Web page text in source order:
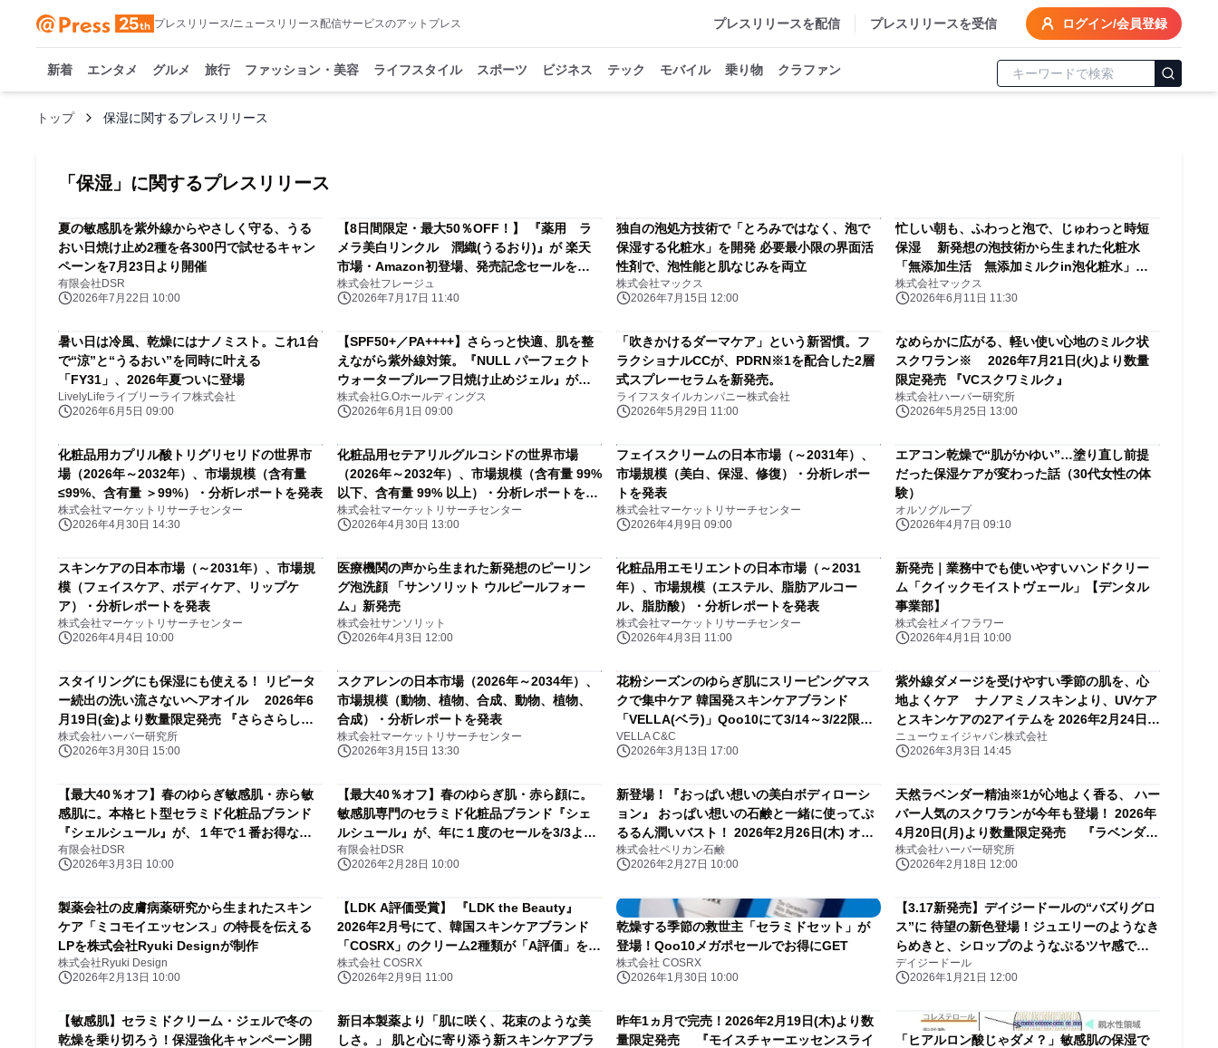
プレスリリース/ニュースリリース配信サービスのアットプレス プレスリリースを配信 プレスリリースを受信 ログイン/会員登録
新着 エンタメ グルメ 旅行 ファッション・美容 ライフスタイル スポーツ ビジネス テック モバイル 乗り物 クラファン
トップ 保湿に関するプレスリリース
「保湿 」に関するプレスリリース
夏の敏感肌を紫外線からやさしく守る、うる
おい日焼け止め2種を各300円で試せるキャン
ペーンを7月23日より開催
有限会社DSR
2026年7月22日 10:00
【8日間限定・最大50％OFF！】 『薬用 ラ
メラ美白リンクル 潤織(うるおり)』が 楽天
市場・Amazon初登場、発売記念セールを開
催！
株式会社フレージュ
2026年7月17日 11:40
独自の泡処方技術で「とろみではなく、泡で
保湿する化粧水」を開発 必要最小限の界面活
性剤で、泡性能と肌なじみを両立
株式会社マックス
2026年7月15日 12:00
忙しい朝も、ふわっと泡で、じゅわっと時短
保湿 新発想の泡技術から生まれた化粧水
「無添加生活 無添加ミルクin泡化粧水」
2026年6月11日にAmazonにて先行発売
株式会社マックス
2026年6月11日 11:30
暑い日は冷風、乾燥にはナノミスト。これ1台
で“涼”と“うるおい”を同時に叶える
「FY31」、2026年夏ついに登場
LivelyLifeライブリーライフ株式会社
2026年6月5日 09:00
【SPF50+／PA++++】さらっと快適、肌を整
えながら紫外線対策。『NULL パーフェクト
ウォータープルーフ日焼け止めジェル』がリ
ニューアル発売
株式会社G.Oホールディングス
2026年6月1日 09:00
「吹きかけるダーマケア」という新習慣。フ
ラクショナルCCが、PDRN※1を配合した2層
式スプレーセラムを新発売。
ライフスタイルカンパニー株式会社
2026年5月29日 11:00
なめらかに広がる、軽い使い心地のミルク状
スクワラン※ 2026年7月21日(火)より数量
限定発売 『VCスクワミルク』
株式会社ハーバー研究所
2026年5月25日 13:00
化粧品用カプリル酸トリグリセリドの世界市
場（2026年～2032年）、市場規模（含有量
≤99%、含有量 ＞99%）・分析レポートを発表
株式会社マーケットリサーチセンター
2026年4月30日 14:30
化粧品用セテアリルグルコシドの世界市場
（2026年～2032年）、市場規模（含有量 99%
以下、含有量 99% 以上）・分析レポートを発
表
株式会社マーケットリサーチセンター
2026年4月30日 13:00
フェイスクリームの日本市場（～2031年）、
市場規模（美白、保湿、修復）・分析レポー
トを発表
株式会社マーケットリサーチセンター
2026年4月9日 09:00
エアコン乾燥で“肌がかゆい”…塗り直し前提
だった保湿ケアが変わった話（30代女性の体
験）
オルソグループ
2026年4月7日 09:10
スキンケアの日本市場（～2031年）、市場規
模（フェイスケア、ボディケア、リップケ
ア）・分析レポートを発表
株式会社マーケットリサーチセンター
2026年4月4日 10:00
医療機関の声から生まれた新発想のピーリン
グ泡洗顔 「サンソリット ウルピールフォー
ム」新発売
株式会社サンソリット
2026年4月3日 12:00
化粧品用エモリエントの日本市場（～2031
年）、市場規模（エステル、脂肪アルコー
ル、脂肪酸）・分析レポートを発表
株式会社マーケットリサーチセンター
2026年4月3日 11:00
新発売｜業務中でも使いやすいハンドクリー
ム「クイックモイストヴェール」【デンタル
事業部】
株式会社メイフラワー
2026年4月1日 10:00
スタイリングにも保湿にも使える！ リピータ
ー続出の洗い流さないヘアオイル 2026年6
月19日(金)より数量限定発売 『さらさらしっ
とりヘアオイル』
株式会社ハーバー研究所
2026年3月30日 15:00
スクアレンの日本市場（2026年～2034年）、
市場規模（動物、植物、合成、動物、植物、
合成）・分析レポートを発表
株式会社マーケットリサーチセンター
2026年3月15日 13:30
花粉シーズンのゆらぎ肌にスリーピングマス
クで集中ケア 韓国発スキンケアブランド
「VELLA(ベラ)」Qoo10にて3/14～3/22限定
セール開催
VELLA C&C
2026年3月13日 17:00
紫外線ダメージを受けやすい季節の肌を、心
地よくケア ナノアミノスキンより、UVケア
とスキンケアの2アイテムを 2026年2月24日か
ら同時発売中
ニューウェイジャパン株式会社
2026年3月3日 14:45
【最大40％オフ】春のゆらぎ敏感肌・赤ら敏
感肌に。本格ヒト型セラミド化粧品ブランド
『シェルシュール』が、１年で１番お得なセ
ールを本日より開催いたしました。
有限会社DSR
2026年3月3日 10:00
【最大40％オフ】春のゆらぎ肌・赤ら顔に。
敏感肌専門のセラミド化粧品ブランド『シェ
ルシュール』が、年に１度のセールを3/3より
開催。
有限会社DSR
2026年2月28日 10:00
新登場！『おっぱい想いの美白ボディローシ
ョン』 おっぱい想いの石鹸と一緒に使ってぷ
るるん潤いバスト！ 2026年2月26日(木) オン
ラインショップ先行発売スタート
株式会社ペリカン石鹸
2026年2月27日 10:00
天然ラベンダー精油※1が心地よく香る、 ハー
バー人気のスクワランが今年も登場！ 2026年
4月20日(月)より数量限定発売 『ラベンダー
スクワラン』
株式会社ハーバー研究所
2026年2月18日 12:00
製薬会社の皮膚病薬研究から生まれたスキン
ケア「ミコモイエッセンス」の特長を伝える
LPを株式会社Ryuki Designが制作
株式会社Ryuki Design
2026年2月13日 10:00
【LDK A評価受賞】 『LDK the Beauty』
2026年2月号にて、韓国スキンケアブランド
「COSRX」のクリーム2種類が「A評価」をダ
ブル受賞！
株式会社 COSRX
2026年2月9日 11:00
乾燥する季節の救世主「セラミドセット」が
登場！Qoo10メガポセールでお得にGET
株式会社 COSRX
2026年1月30日 10:00
【3.17新発売】デイジードールの“バズりグロ
ス”に 待望の新色登場！ジュエリーのようなき
らめきと、シロップのようなぷるツヤ感で旬
の唇へ！
デイジードール
2026年1月21日 12:00
【敏感肌】セラミドクリーム・ジェルで冬の
乾燥を乗り切ろう！保湿強化キャンペーン開
新日本製薬より「肌に咲く、花束のような美
しさ。」 肌と心に寄り添う新スキンケアブラ
昨年1ヵ月で完売！2026年2月19日(木)より数
量限定発売 『モイスチャーエッセンスライ
「ヒアルロン酸じゃダメ？」敏感肌の保湿で